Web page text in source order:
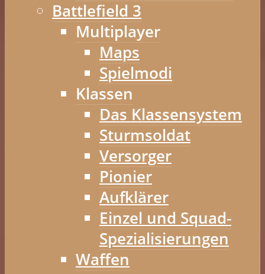
Battlefield 3
Multiplayer
Maps
Spielmodi
Klassen
Das Klassensystem
Sturmsoldat
Versorger
Pionier
Aufklärer
Einzel und Squad-
Spezialisierungen
Waffen